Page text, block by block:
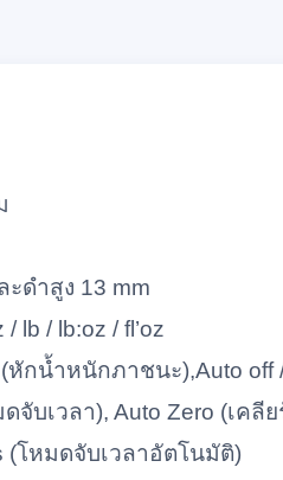
ะดำสูง 13 mm
lb / lb:oz / fl’oz
หักน้ำหนักภาชนะ),Auto off
ดจับเวลา), Auto Zero (เค
(โหมดจับเวลาอัตโนมัติ)